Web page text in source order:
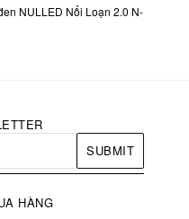
NULLED Nổi Loạn 2.0 N-
SUBMIT
HÀNG